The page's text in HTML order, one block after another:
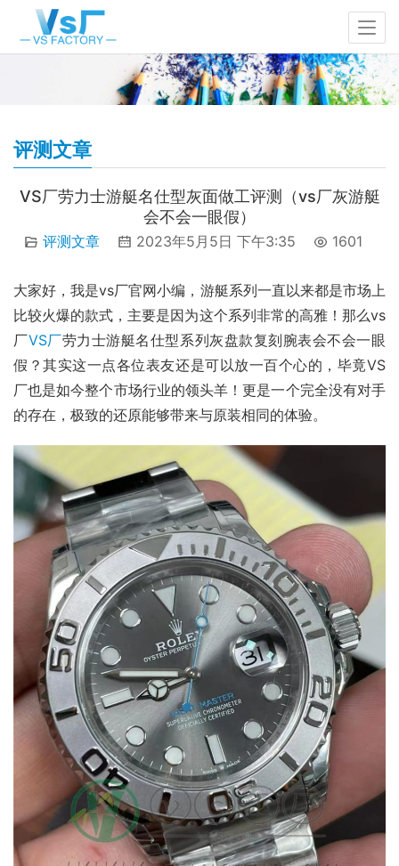
评测文章
VS厂劳力士游艇名仕型灰面做工评测（vs厂灰游艇
会不会一眼假）
评测文章 2023年5月5日 下午3:35 1601
大家好，我是vs厂官网小编，游艇系列一直以来都是市场上
比较火爆的款式，主要是因为这个系列非常的高雅！那么vs
厂VS厂劳力士游艇名仕型系列灰盘款复刻腕表会不会一眼
假？其实这一点各位表友还是可以放一百个心的，毕竟VS
厂也是如今整个市场行业的领头羊！更是一个完全没有对手
的存在，极致的还原能够带来与原装相同的体验。